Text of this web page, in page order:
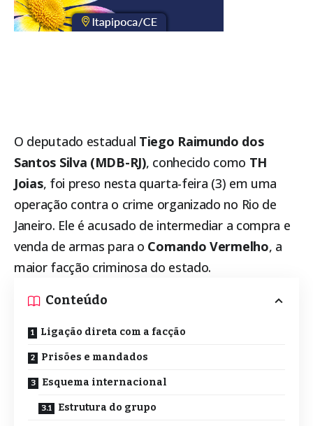
O deputado estadual Tiego Raimundo dos
Santos Silva (MDB-RJ), conhecido como TH
Joias, foi preso nesta quarta-feira (3) em uma
operação contra o crime organizado no Rio de
Janeiro. Ele é acusado de intermediar a compra e
venda de armas para o Comando Vermelho, a
maior facção criminosa do estado.
Conteúdo
Ligação direta com a facção
Prisões e mandados
Esquema internacional
Estrutura do grupo